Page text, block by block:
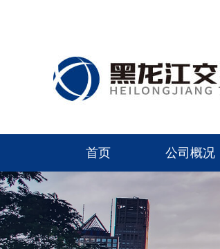
首页 公司概况